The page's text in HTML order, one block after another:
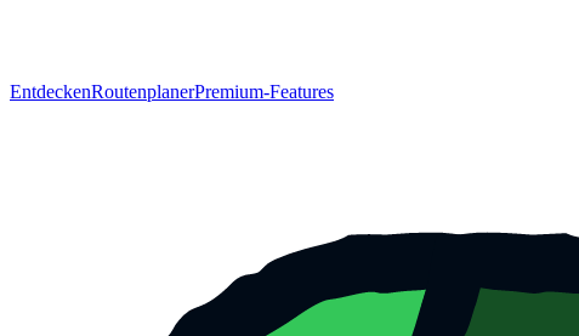
EntdeckenRoutenplanerPremium-Features